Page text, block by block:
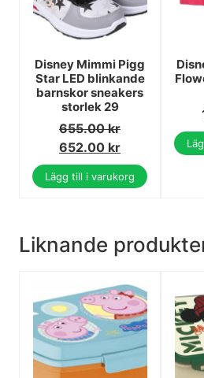
Disney Mimmi Pigg
Star LED blinkande
barnskor sneakers
storlek 29
655.00kr
652.00 kr
Lägg till i varukorg
Liknande